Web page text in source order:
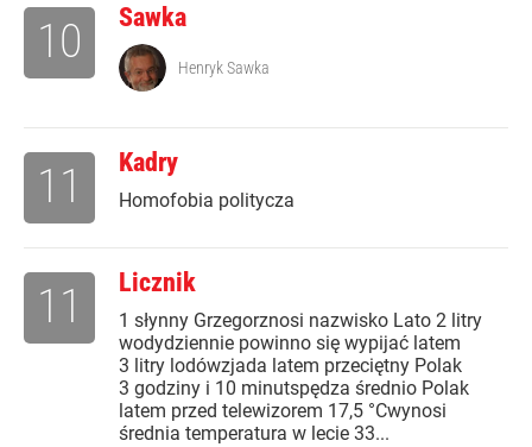
Sawka
10 Henryk Sawka
Kadry
Homofobia politycza
11
Licznik
1 słynny Grzegorznosi nazwisko Lato 2 litry
wodydziennie powinno się wypijać latem
3 litry lodówzjada latem przeciętny Polak
3 godziny i 10 minutspędza średnio Polak
latem przed telewizorem 17,5 °Cwynosi
średnia temperatura w lecie 33...
11